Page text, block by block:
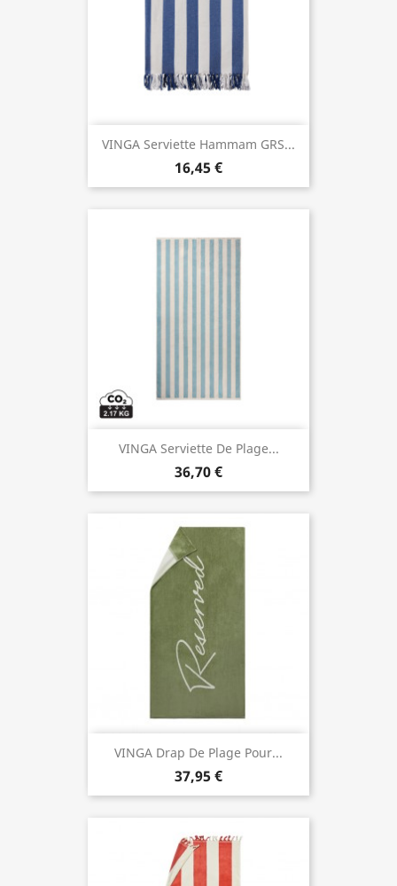
VINGA Serviette Hammam GRS...
16,45 €
VINGA Serviette De Plage...
36,70 €
VINGA Drap De Plage Pour...
37,95 €